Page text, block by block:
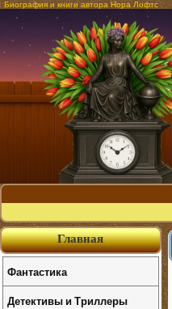
Биография и книги автора Нора Лофтс
Главная
Фантастика
Детективы и Триллеры